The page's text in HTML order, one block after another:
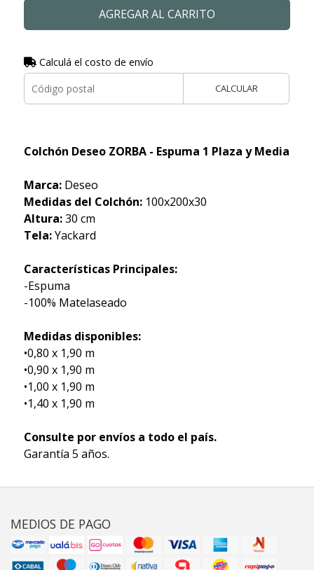
AGREGAR AL CARRITO
Calculá el costo de envío
CALCULAR
Colchón Deseo ZORBA - Espuma 1 Plaza y Media
Marca:Deseo
Medidas del Colchón: 100x200x30
Altura:30 cm
Tela:Yackard
Características Principales:
-Espuma
-100% Matelaseado
Medidas disponibles:
•0,80 x 1,90 m
•0,90 x 1,90 m
•1,00 x 1,90 m
•1,40 x 1,90 m
Consulte por envíos a todo el país.
Garantía 5 años.
MEDIOS DE PAGO